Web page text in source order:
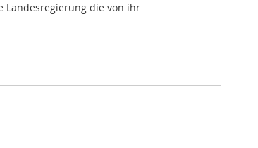
Landesregierung die von ihr